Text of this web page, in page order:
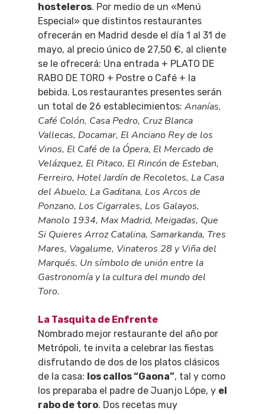
hosteleros. Por medio de un «Menú
Especial» que distintos restaurantes
ofrecerán en Madrid desde el día 1 al 31 de
mayo, al precio único de 27,50 €, al cliente
se le ofrecerá: Una entrada + PLATO DE
RABO DE TORO + Postre o Café + la
bebida. Los restaurantes presentes serán
un total de 26 establecimientos: Ananías,
Café Colón, Casa Pedro, Cruz Blanca
Vallecas, Docamar, El Anciano Rey de los
Vinos, El Café de la Ópera, El Mercado de
Velázquez, El Pitaco, El Rincón de Esteban,
Ferreiro, Hotel Jardín de Recoletos, La Casa
del Abuelo, La Gaditana, Los Arcos de
Ponzano, Los Cigarrales, Los Galayos,
Manolo 1934, Max Madrid, Meigadas, Que
Si Quieres Arroz Catalina, Samarkanda, Tres
Mares, Vagalume, Vinateros 28 y Viña del
Marqués. Un símbolo de unión entre la
Gastronomía y la cultura del mundo del
Toro.
La Tasquita de Enfrente
Nombrado mejor restaurante del año por
Metrópoli, te invita a celebrar las fiestas
disfrutando de dos de los platos clásicos
de la casa: los callos “Gaona”, tal y como
los preparaba el padre de Juanjo Lópe, y el
rabo de toro. Dos recetas muy